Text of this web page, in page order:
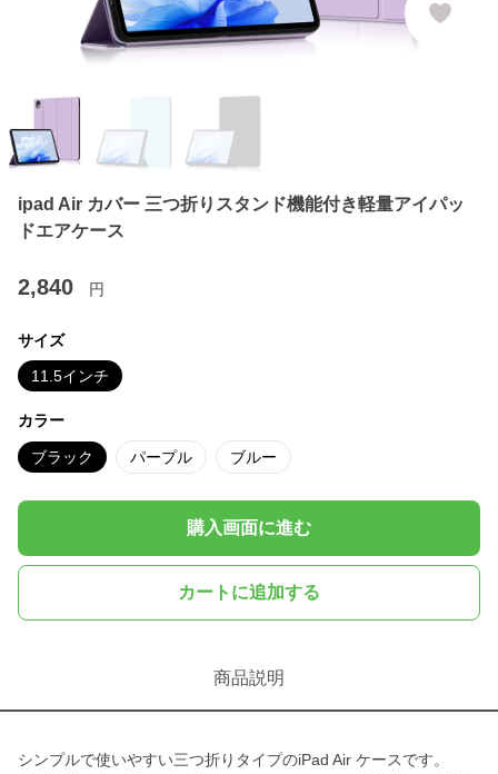
ipad Air カバー 三つ折りスタンド機能付き軽量アイパッ
ドエアケース
2,840 円
サイズ
11.5インチ
カラー
ブラック パープル ブルー
購入画面に進む
カートに追加する
商品説明
シンプルで使いやすい三つ折りタイプのiPad Air ケースです。